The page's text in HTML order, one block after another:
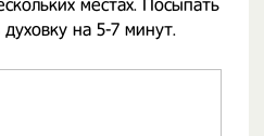
местах. Посыпать
на 5-7 минут.